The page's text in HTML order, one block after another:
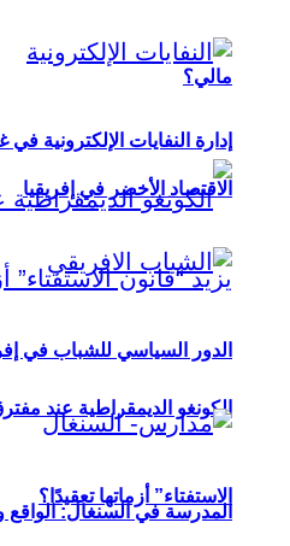
مالي؟
الكونغو الديمقراطية عند
الاستفتاء” أزماتها تعقيدًا؟
إدارة النفايات الإلكترونية
الاقتصاد الأخضر في إفريقيا
الدور السياسي للشباب في
المدرسة في السنغال: الواقع